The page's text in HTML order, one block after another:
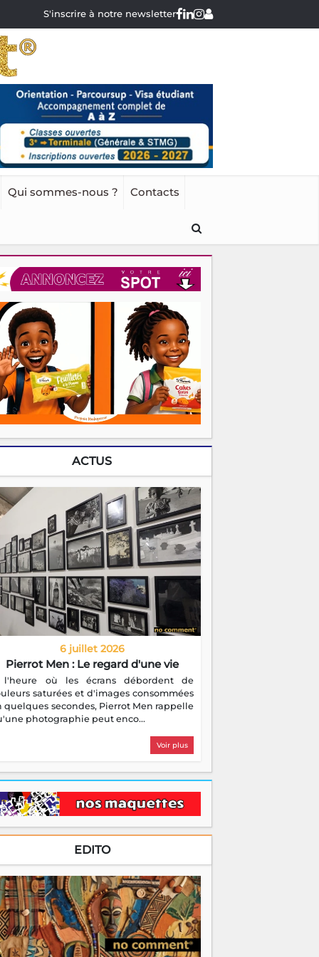
S'inscrire à notre newsletter
Qui sommes-nous ? Contacts
ACTUS
6 juillet 2026
Pierrot Men : Le regard d'une vie
l'heure où les écrans débordent de
saturées et d'images consommées
quelques secondes, Pierrot Men rappelle
photographie peut enco...
Voir plus
EDITO